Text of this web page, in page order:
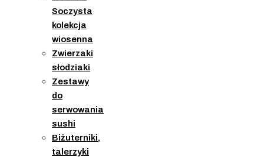
Soczysta
kolekcja
wiosenna
Zwierzaki
słodziaki
Zestawy
do
serwowania
sushi
Biżuterniki,
talerzyki